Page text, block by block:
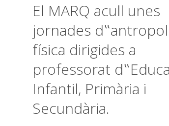
El MARQ acull unes
jornades
física dirigides a
professorat
Infantil, Primària i
Secundària.